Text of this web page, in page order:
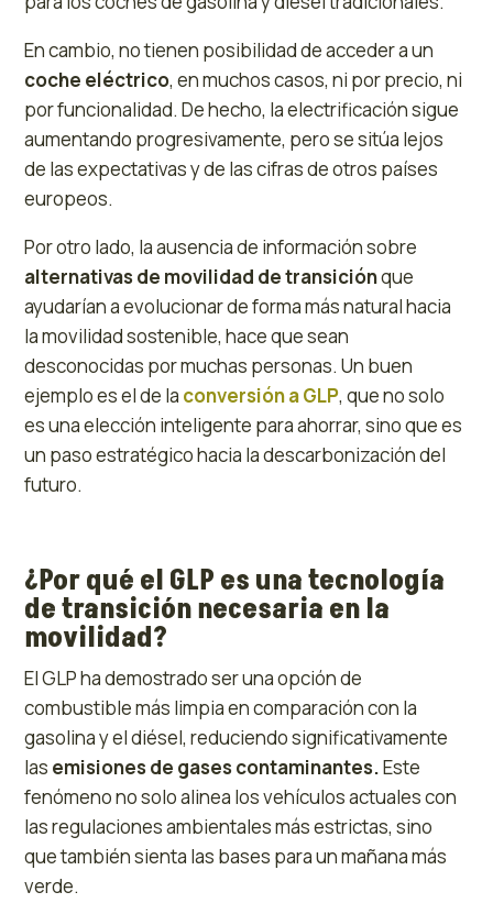
En cambio, no tienen posibilidad de acceder a un
coche eléctrico, en muchos casos, ni por precio, ni
por funcionalidad. De hecho, la electrificación sigue
aumentando progresivamente, pero se sitúa lejos
de las expectativas y de las cifras de otros países
europeos.
Por otro lado, la ausencia de información sobre
alternativas de movilidad de transiciónque
ayudarían a evolucionar de forma más natural hacia
la movilidad sostenible, hace que sean
desconocidas por muchas personas. Un buen
ejemplo es el de la conversión a GLP, que no solo
es una elección inteligente para ahorrar, sino que es
un paso estratégico hacia la descarbonización del
futuro.
¿Por qué el GLP es una tecnología
de transición necesaria en la
movilidad?
El GLP ha demostrado ser una opción de
combustible más limpia en comparación con la
gasolina y el diésel, reduciendo significativamente
las emisiones de gases contaminantes.Este
fenómeno no solo alinea los vehículos actuales con
las regulaciones ambientales más estrictas, sino
que también sienta las bases para un mañana más
verde.